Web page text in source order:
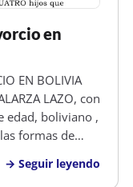
en
EN BOLIVIA
LAZO, con
edad, boliviano ,
formas de
respetuoso
Seguir leyendo